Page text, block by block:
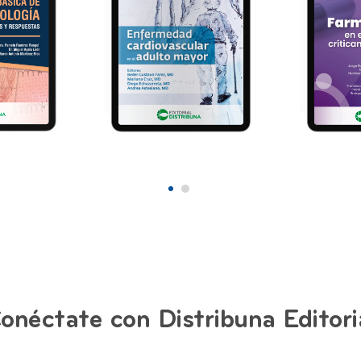
Enfermedad
cardiovascular en el
adulto mayor
2026
47,00
enfermo
con Distribuna